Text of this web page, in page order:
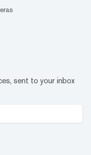
sent to your inbox